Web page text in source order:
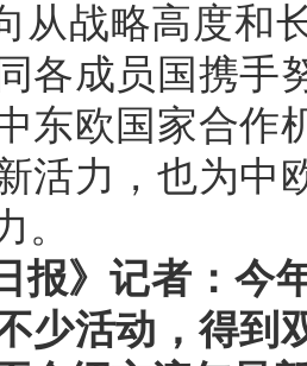
从战略高度和
各成员国携手
东欧国家合作
活力，也为中
。
报》记者：今
少活动，得到